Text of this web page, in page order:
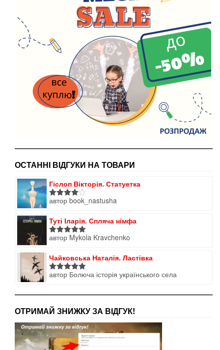
ОСТАННІ ВІДГУКИ НА ТОВАРИ
Гіслоп Вікторія. Статуетка
Оцінено
автор book_nastusha
Туті Іларія. Спляча німфа
Оцінено в
автор Mykola Kravchenko
Чайковська Наталія. Ластівка
Оцінено в
автор Болюча історія українського села
ОТРИМАЙ ЗНИЖКУ ЗА ВІДГУК!